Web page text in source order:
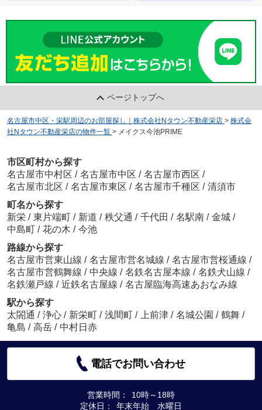
ページトップへ
名古屋市中区・栄駅周辺のお部屋探し｜株式会社Nタウン不動産栄店 > 株式会
社Nタウン不動産栄店の物件一覧 > メイクス今池PRIME
市区町村から探す
名古屋市中村区 / 名古屋市中区 / 名古屋市西区 /
名古屋市北区 / 名古屋市東区 / 名古屋市千種区 / 清須市
町名から探す
新栄 / 東片端町 / 新道 / 秩父通 / 千代田 / 名駅南 / 金城 /
中島町 / 花の木 / 今池
路線から探す
名古屋市営東山線 / 名古屋市営名城線 / 名古屋市営桜通線 /
名古屋市営鶴舞線 / 中央線 / 名鉄名古屋本線 / 名鉄犬山線 /
名鉄瀬戸線 / 近鉄名古屋線 / 名古屋臨海高速あおなみ線
駅から探す
太閤通 / 浄心 / 新栄町 / 浅間町 / 上前津 / 名城公園 / 鶴舞 /
亀島 / 高岳 / 中村日赤
電話でお問い合わせ
営業時間：
10時～18時
定休日：
年末年始 水曜日